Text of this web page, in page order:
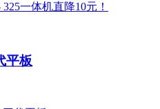
平板